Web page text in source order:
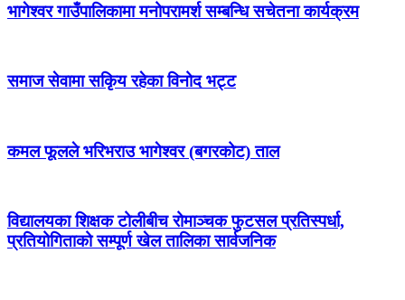
भागेश्वर गाउँपालिकामा मनोपरामर्श सम्बन्धि सचेतना कार्यक्रम
समाज सेवामा सकिृय रहेका विनोद भट्ट
कमल फूलले भरिभराउ भागेश्वर (बगरकोट) ताल
विद्यालयका शिक्षक टोलीबीच रोमाञ्चक फुटसल प्रतिस्पर्धा,
प्रतियोगिताको सम्पूर्ण खेल तालिका सार्वजनिक